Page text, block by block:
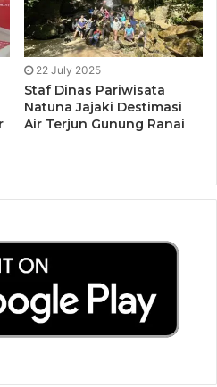
selanjutnya akan
Laut, untuk meninjau kegiatan
Sadar Administrasi
serta menggelar
nelayan Pulau Laut.
agenda diPulau Laut,
Kepala Dinas
Helmi Wahyuda, Kadisdik,
22 July 2025
Staf Dinas Pariwisata
Natuna Jajaki Destimasi
Air Terjun Gunung Ranai